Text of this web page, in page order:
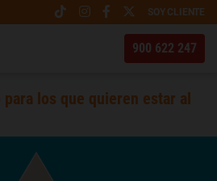
SOY CLIENTE
900 622 247
los que quieren estar al